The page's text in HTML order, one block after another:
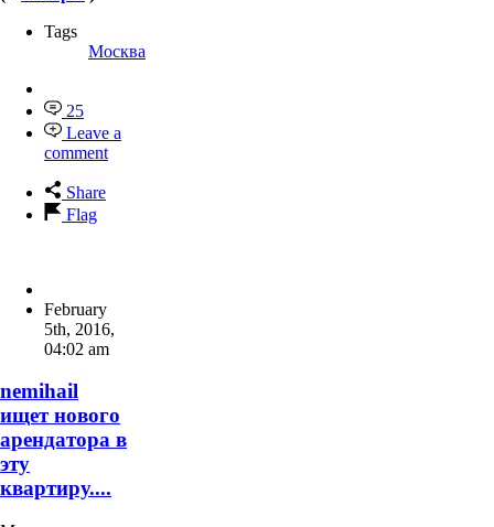
25
Leave a
Share
February
5th, 2016
nemihail
ищет нового
арендатора в
эту